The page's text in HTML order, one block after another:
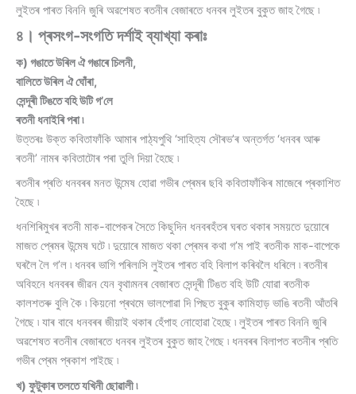
লুইতৰ পাৰত বিননি জুৰি অৱশেষত ৰতনীৰ বেজাৰতে ধনবৰ লুইতৰ বুকুত জাহ গৈছে ৷
৪। প্ৰসংগ-সংগতি দৰ্শাই ব্যাখ্যা কৰাঃ
ক) গঙাতে উৰিল ঐ গঙাৰে চিলনী,
বালিতে উৰিল ঐ ঘোঁৰা,
সেন্দূৰী টিঙতে বহি উটি গ’লে
ৰতনী ধনাইৰি পৰা ৷
উত্তৰঃ উক্ত কবিতাফাঁকি আমাৰ পাঠ্যপুথি ‘সাহিত্য সৌৰভ’ৰ অন্তৰ্গত ‘ধনবৰ আৰু
ৰতনী’ নামৰ কবিতাটোৰ পৰা তুলি দিয়া হৈছে ৷
ৰতনীৰ প্ৰতি ধনবৰৰ মনত উন্মেষ হোৱা গভীৰ প্ৰেমৰ ছবি কবিতাফাঁকিৰ মাজেৰে প্ৰকাশিত
হৈছে ৷
ধনশিৰিমুখৰ ৰতনী মাক-বাপেকৰ সৈতে কিছুদিন ধনবৰহঁতৰ ঘৰত থকাৰ সময়তে দুয়োৰে
মাজত প্ৰেমৰ উন্মেষ ঘটে ৷ দুয়োৰে মাজত থকা প্ৰেমৰ কথা গ’ম পাই ৰতনীক মাক-বাপেকে
ঘৰলৈ লৈ গ’ল ৷ ধনবৰ ভাগি পৰিল৷সি লুইতৰ পাৰত বহি বিলাপ কৰিবলৈ ধৰিলে ৷ ৰতনীৰ
অবিহনে ধনবৰৰ জীৱন যেন বৃথা৷মনৰ বেজাৰত সেন্দূৰী টিঙত বহি উটি যোৱা ৰতনীক
কালশতৰু বুলি কৈ ৷ কিয়নো প্ৰথমে ভালপোৱা দি পিছত বুকুৰ কামিহাড় ভাঙি ৰতনী আঁতৰি
গৈছে ৷ যাৰ বাবে ধনবৰৰ জীয়াই থকাৰ হেঁপাহ নোহোৱা হৈছে ৷ লুইতৰ পাৰত বিননি জুৰি
অৱশেষত ৰতনীৰ বেজাৰতে ধনবৰ লুইতৰ বুকুত জাহ গৈছে ৷ ধনবৰৰ বিলাপত ৰতনীৰ প্ৰতি
গভীৰ প্ৰেম প্ৰকাশ পাইছে ৷
খ) ফুটুকাৰ তলতে যখিনী ছোৱালী ৷